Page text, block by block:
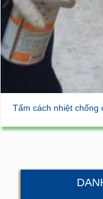
Tấm cách nhiệt chống